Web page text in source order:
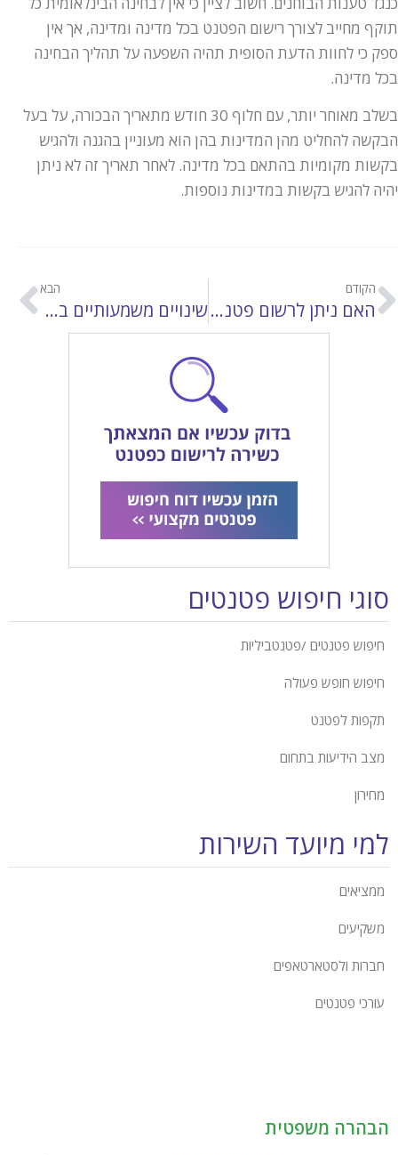
תוקף מחייב לצורך רישום הפטנט בכל מדינה ומדינה, אך אין
ספק כי לחוות הדעת הסופית תהיה השפעה על תהליך הבחינה
בכל מדינה.
בשלב מאוחר יותר, עם חלוף 30 חודש מתאריך הבכורה, על בעל
הבקשה להחליט מהן המדינות בהן הוא מעוניין בהגנה ולהגיש
בקשות מקומיות בהתאם בכל מדינה. לאחר תאריך זה לא ניתן
יהיה להגיש בקשות במדינות נוספות.
הקודם
האם ניתן לרשום פטנט על תוכנה?
הבא
שינויים משמעותיים בדוקטרינת האקוויוולנטים בארה"ב
סוגי חיפוש פטנטים
חיפוש פטנטים /פטנטביליות
חיפוש חופש פעולה
תקפות לפטנט
מצב הידיעות בתחום
מחירון
למי מיועד השירות
ממציאים
משקיעים
חברות ולסטארטאפים
עורכי פטנטים
הבהרה משפטית